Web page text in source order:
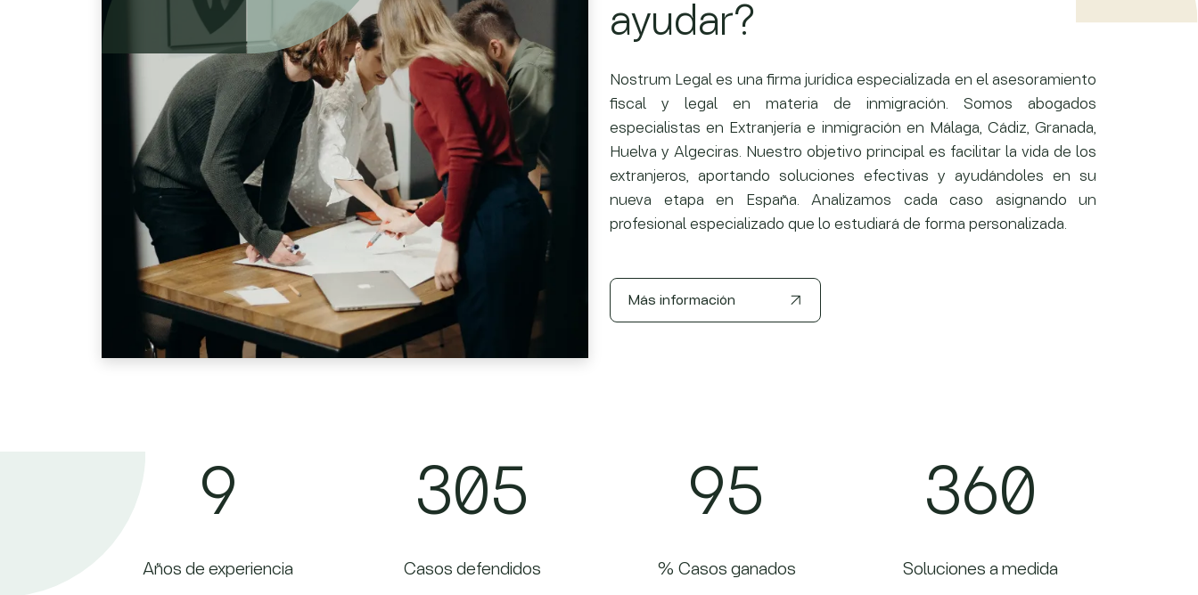
ayudar?
Nostrum Legal es una firma jurídica especializada en el asesoramiento
fiscal y legal en materia de inmigración. Somos abogados
especialistas en Extranjería e inmigración en Málaga, Cádiz, Granada,
Huelva y Algeciras. Nuestro objetivo principal es facilitar la vida de los
extranjeros, aportando soluciones efectivas y ayudándoles en su
nueva etapa en España. Analizamos cada caso asignando un
profesional especializado que lo estudiará de forma personalizada.
Más información
9
Años de experiencia
305
Casos defendidos
95
% Casos ganados
360
Soluciones a medida